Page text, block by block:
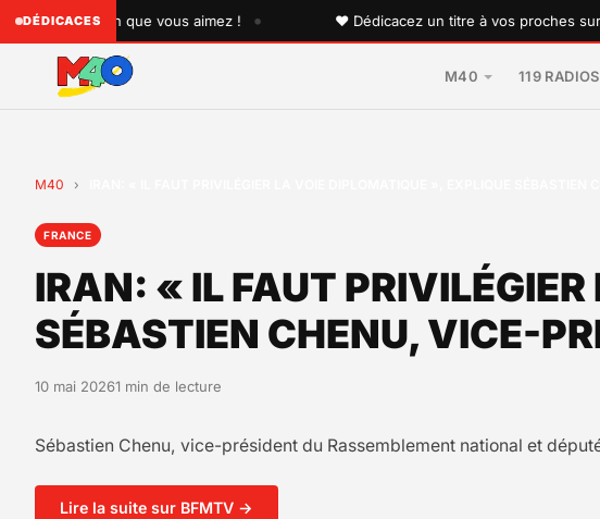
DÉDICACES
quelqu'un que vous aimez ! • ♥ Dédicacez un titre à vos proches sur
M40 119
M40 ›
FRANCE
IRAN: « IL FAUT
SÉBASTIEN CHENU, VICE-
10 mai 20261 min de lecture
Sébastien Chenu, vice-président du Rassemblement national et
Lire la suite sur BFMTV →